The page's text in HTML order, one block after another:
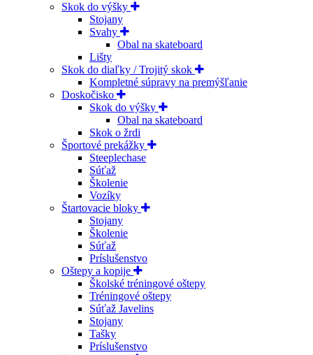
Skok do výšky
Stojany
Svahy
Obal na skateboard
Lišty
Skok do diaľky / Trojitý skok
Kompletné súpravy na premýšľanie
Doskočisko
Skok do výšky
Obal na skateboard
Skok o žrdi
Športové prekážky
Steeplechase
Súťaž
Školenie
Vozíky
Štartovacie bloky
Stojany
Školenie
Súťaž
Príslušenstvo
Oštepy a kopije
Školské tréningové oštepy
Tréningové oštepy
Súťaž Javelins
Stojany
Tašky
Príslušenstvo